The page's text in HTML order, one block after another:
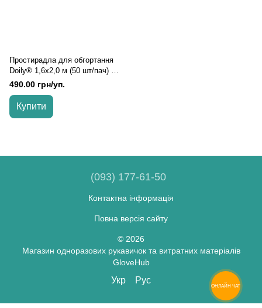
Простирадла для обгортання
Doily® 1,6х2,0 м (50 шт/пач) з
поліетилену Колір: прозорий,
Прозорий
490.00 грн/уп.
Купити
(093) 177-61-50
Контактна інформація
Повна версія сайту
© 2026
Магазин одноразових рукавичок та витратних матеріалів
GloveHub
Укр Рус
ОНЛАЙН ЧАТ